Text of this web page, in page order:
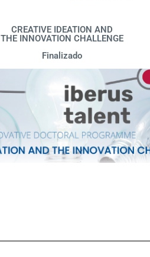
CREATIVE IDEATION AND
THE INNOVATION CHALLENGE
Finalizado